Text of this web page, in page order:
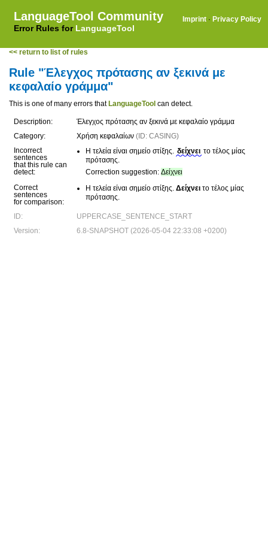
LanguageTool Community
Error Rules for LanguageTool
Imprint · Privacy Policy
<< return to list of rules
Rule "Έλεγχος πρότασης αν ξεκινά με
κεφαλαίο γράμμα"
This is one of many errors that LanguageTool can detect.
Description:
Έλεγχος πρότασης αν ξεκινά με κεφαλαίο γράμμα
Category:
Χρήση κεφαλαίων (ID: CASING)
Incorrect
sentences
that this rule can
detect:
Η τελεία είναι σημείο στίξης. δείχνει το τέλος μίας
πρότασης.
Correction suggestion: Δείχνει
Correct
sentences
for comparison:
Η τελεία είναι σημείο στίξης. Δείχνει το τέλος μίας
πρότασης.
ID:
UPPERCASE_SENTENCE_START
Version:
6.8-SNAPSHOT (2026-05-04 22:33:08 +0200)